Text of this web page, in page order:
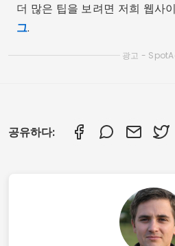
더 많은 팁을 보려면 저희 웹사
그.
광고 -
공유하다: